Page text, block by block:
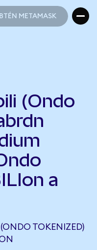
METAMASK
(Ondo
a
TOKENIZED)